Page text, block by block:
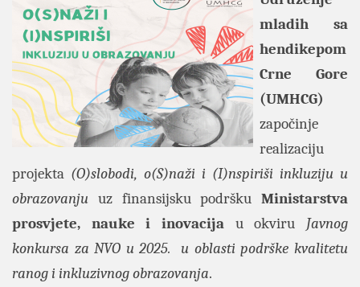
mladih sa
hendikepom
Crne Gore
(UMHCG)
započinje
realizaciju
projekta (O)slobodi, o(S)naži i (I)nspiriši inkluziju u
obrazovanju uz finansijsku podršku Ministarstva
prosvjete, nauke i inovacija
u okviru Javnog
konkursa za NVO u 2025.
u oblasti podrške kvalitetu
ranog i inkluzivnog obrazovanja.